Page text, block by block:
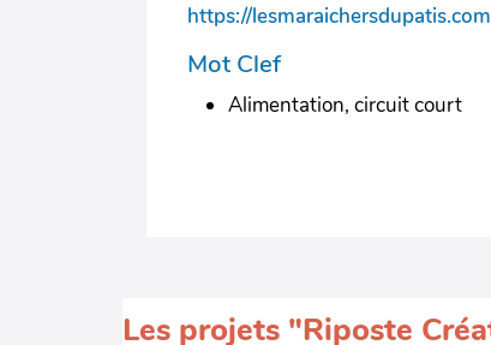
https://lesmaraichersdupatis.com
Mot Clef
Alimentation, circuit court